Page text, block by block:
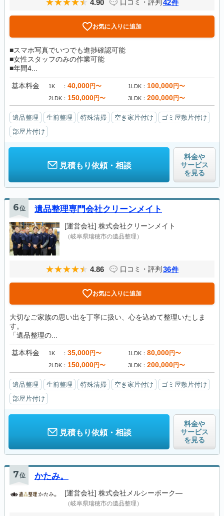
4.90 口コミ・評判 42件
お気に入りに追加
■スマホ写真でいつでも進捗確認可能
■女性スタッフのみの作業可能
■年間4...
基本料金 1K 40,000円〜 1LDK 100,000円〜
2LDK 150,000円〜 3LDK 200,000円〜
遺品整理 生前整理 特殊清掃 空き家片付け
ゴミ屋敷片付け
部屋片付け
見積もり依頼・相談
料金や
サービス
を見る
6位 遺品整理専門会社クリーンメイト
[運営会社] 株式会社クリーンメイト
（岐阜県瑞穂市の遺品整理）
4.86 口コミ・評判 36件
お気に入りに追加
大切なご家族の思い出を丁寧に扱い、心を込めて整理いたしま
す。
「遺品整理の...
基本料金 1K 35,000円〜 1LDK 80,000円〜
2LDK 150,000円〜 3LDK 200,000円〜
遺品整理 生前整理 特殊清掃 空き家片付け
ゴミ屋敷片付け
部屋片付け
見積もり依頼・相談
料金や
サービス
を見る
7位 かたみ。
[運営会社] 株式会社メルシーボーク―
（岐阜県瑞穂市の遺品整理）